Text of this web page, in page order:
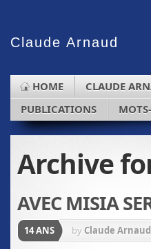
Claude Arnaud
HOME CLAUDE
PUBLICATIONS
Archive
AVEC MISIA
14 ANS by Claude Arnaud